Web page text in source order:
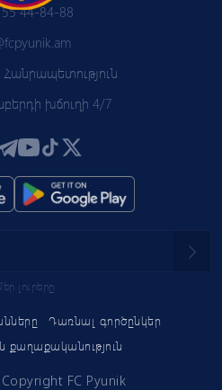
Դառնալ գործընկեր
քաղաքականություն
44-84-88
խճուղի 4/7
լուրերը
FC Pyunik